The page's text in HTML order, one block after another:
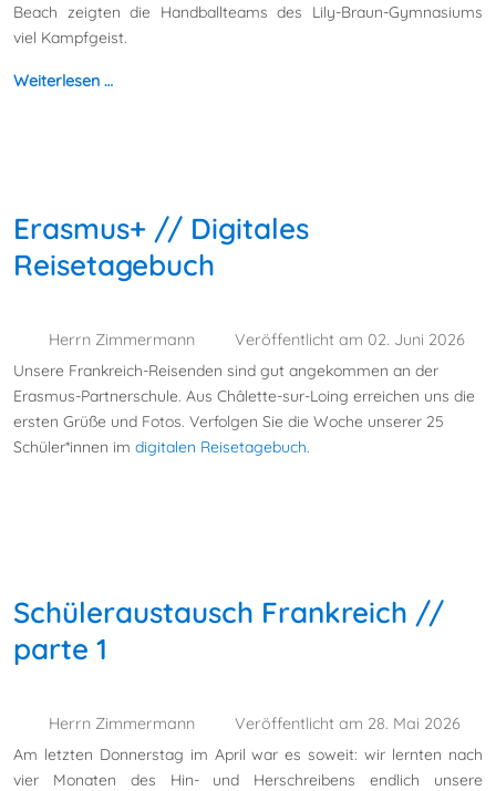
Beach zeigten die Handballteams des Lily-Braun-Gymnasiums
viel Kampfgeist.
Weiterlesen …
Erasmus+ // Digitales
Reisetagebuch
Herrn Zimmermann
Veröffentlicht am 02. Juni 2026
Unsere Frankreich-Reisenden sind gut angekommen an der
Erasmus-Partnerschule. Aus Châlette-sur-Loing erreichen uns die
ersten Grüße und Fotos. Verfolgen Sie die Woche unserer 25
Schüler*innen im digitalen Reisetagebuch.
Schüleraustausch Frankreich //
parte 1
Herrn Zimmermann
Veröffentlicht am 28. Mai 2026
Am letzten Donnerstag im April war es soweit: wir lernten nach
vier Monaten des Hin- und Herschreibens endlich unsere